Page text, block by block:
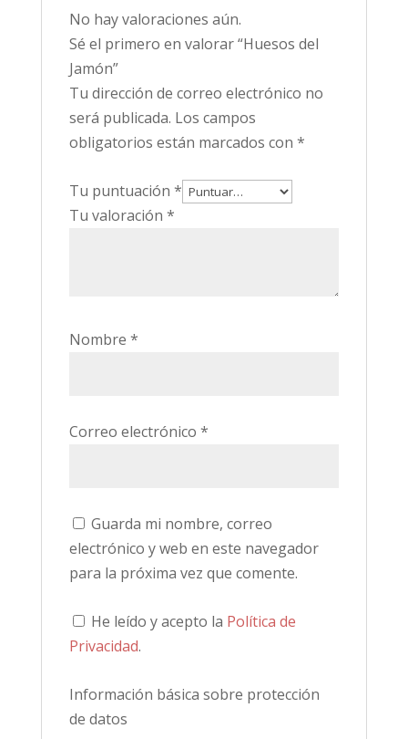
No hay valoraciones aún.
Sé el primero en valorar “Huesos del
Jamón”
Tu dirección de correo electrónico no
será publicada. Los campos
obligatorios están marcados con *
Tu puntuación *
Tu valoración *
Nombre *
Correo electrónico *
Guarda mi nombre, correo
electrónico y web en este navegador
para la próxima vez que comente.
He leído y acepto la Política de
Privacidad.
Información básica sobre protección
de datos